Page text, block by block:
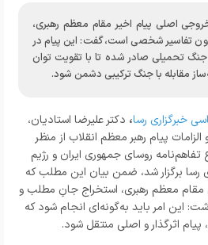
خروجی اصلی پیام اخیر مقام معظم رهبری،
تفاسیر شخصی است، گفت: این پیام در
تحمیلی صادر شده تا با تقویت توان
مقابله با جنگ ترکیبی دشمن شود.
خبرگزاری رسا، دکتر علیرضا استادیان،
پیام رهبر معظم انقلاب از منظر
روسای جمهوری ایران و رژیم
رسا برگزار شد، ضمن بیان این مطلب که
مقام معظم رهبری، استخراج جانِ مطلب و
این امر باید به‌گونه‌ای انجام شود که
اثرگذار و اصلی منتقل شود.